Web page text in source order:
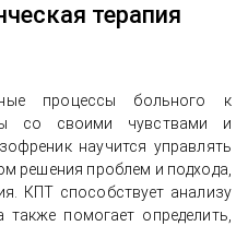
терапия
процессы больного к
со своими чувствами и
научится управлять
решения проблем и подхода,
КПТ способствует анализу
помогает определить,